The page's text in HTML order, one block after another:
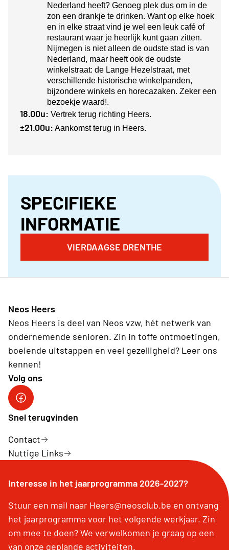
Nederland heeft? Genoeg plek dus om in de
zon een drankje te drinken. Want op elke hoek
en in elke straat vind je wel een leuk café of
restaurant waar je heerlijk kunt gaan zitten.
Nijmegen is niet alleen de oudste stad is van
Nederland, maar heeft ook de oudste
winkelstraat: de Lange Hezelstraat, met
verschillende historische winkelpanden,
bijzondere winkels en horecazaken. Zeker een
bezoekje waard!.
18.00u: Vertrek terug richting Heers.
±21.00u: Aankomst terug in Heers.
SPECIFIEKE
INFORMATIE
VIERDAAGSE DRENTHE
Neos Heers
Neos Heers is deel van Neos vzw, hét netwerk van
ondernemende senioren. Zin in toffe ontmoetingen,
boeiende uitstappen en veel gezelligheid? Leer ons
kennen!
Volg ons
Facebook Heers
Snel terugvinden
Contact
Nuttige Links
Interesse in het jaarprogramma 2026-2027?
Stuur een mail naar Heers@neosclub.be en ontvang
het jaarprogramma voor het volgende werkjaar. Zin
om mee te doen? We verwelkomen je graag op een
van onze geplande activiteiten.